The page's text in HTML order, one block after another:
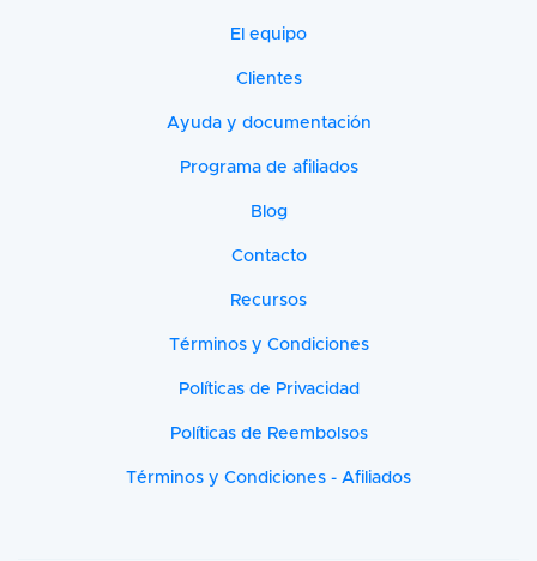
El equipo
Clientes
Ayuda y documentación
Programa de afiliados
Blog
Contacto
Recursos
Términos y Condiciones
Políticas de Privacidad
Políticas de Reembolsos
Términos y Condiciones - Afiliados